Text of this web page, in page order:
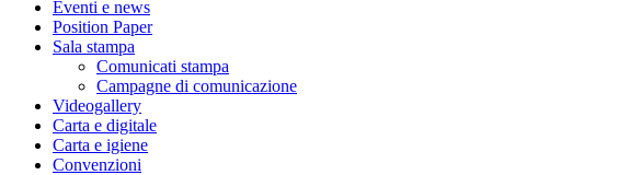
Eventi e news
Position Paper
Sala stampa
Comunicati stampa
Campagne di comunicazione
Videogallery
Carta e digitale
Carta e igiene
Convenzioni